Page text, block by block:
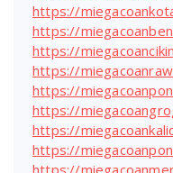
https://
https://
https://
https://
https://
https://
https://
https://